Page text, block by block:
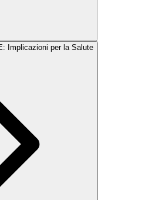
Implicazioni per la Salute